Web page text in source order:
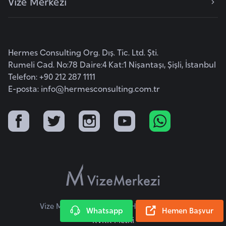
Hermes Consulting Org. Dış. Tic. Ltd. Şti.
Rumeli Cad. No:78 Daire:4 Kat:1 Nişantaşı, Şişli, İstanbul
Telefon: +90 212 287 1111
E-posta: info@hermesconsulting.com.tr
Vize Merkezi © 2026 Tüm Hakları Saklıdır.
KVKK Metni
a
n
y
a
L
ü
Hemen Başvur
Whatsapp